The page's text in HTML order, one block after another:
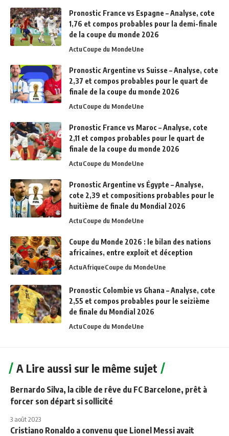
Pronostic France vs Espagne – Analyse, cote
1,76 et compos probables pour la demi-finale
de la coupe du monde 2026
ActuCoupe du MondeUne
Pronostic Argentine vs Suisse – Analyse, cote
2,37 et compos probables pour le quart de
finale de la coupe du monde 2026
ActuCoupe du MondeUne
Pronostic France vs Maroc – Analyse, cote
2,11 et compos probables pour le quart de
finale de la coupe du monde 2026
ActuCoupe du MondeUne
Pronostic Argentine vs Égypte – Analyse,
cote 2,39 et compositions probables pour le
huitième de finale du Mondial 2026
ActuCoupe du MondeUne
Coupe du Monde 2026 : le bilan des nations
africaines, entre exploit et déception
ActuAfriqueCoupe du MondeUne
Pronostic Colombie vs Ghana – Analyse, cote
2,55 et compos probables pour le seizième
de finale du Mondial 2026
ActuCoupe du MondeUne
A Lire aussi sur le même sujet
Bernardo Silva, la cible de rêve du FC Barcelone, prêt à
forcer son départ si sollicité
3 août 2023
Cristiano Ronaldo a convenu que Lionel Messi avait